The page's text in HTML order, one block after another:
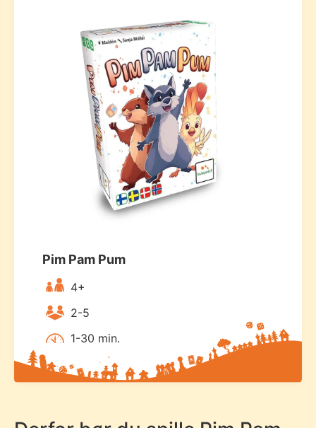
Pim Pam Pum
4+
2-5
1-30 min.